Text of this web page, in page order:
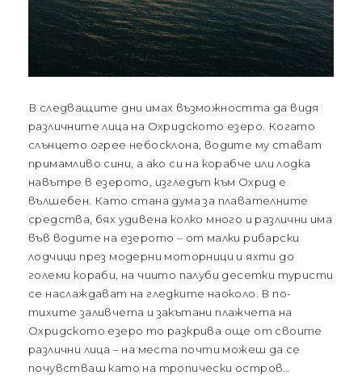
В следващите дни имах възможността да видя
различните лица на Охридското езеро. Когато
слънцето огрее небосклона, водите му стават
примамливо сини, а ако си на корабче или лодка
навътре в езерото, изгледът към Охрид е
вълшебен. Като стана дума за плавателните
средства, бях удивена колко много и различни има
във водите на езерото – от малки рибарски
лодчици през модерни моторници и яхти до
големи кораби, на чиито палуби десетки туристи
се наслаждават на гледките наоколо. В по-
тихите заливчета и закътани плажчета на
Охридското езеро то разкрива още от своите
различни лица – на места почти можеш да се
почувстваш като на тропически остров…